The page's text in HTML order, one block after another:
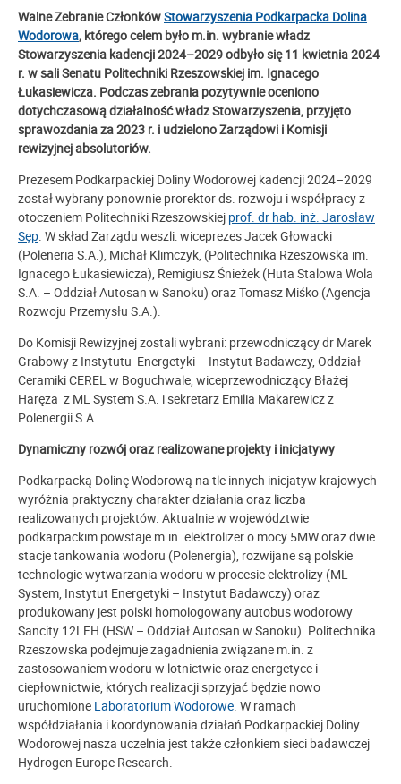
Walne Zebranie CzłonkówStowarzyszenia Podkarpacka Dolina
Wodorowa, którego celem było m.in. wybranie władz
Stowarzyszenia kadencji 2024–2029 odbyło się 11 kwietnia 2024
r. w sali Senatu Politechniki Rzeszowskiej im. Ignacego
Łukasiewicza. Podczas zebrania pozytywnie oceniono
dotychczasową działalność władz Stowarzyszenia, przyjęto
sprawozdania za 2023 r. i udzielono Zarządowi i Komisji
rewizyjnej absolutoriów.
Prezesem Podkarpackiej Doliny Wodorowej kadencji 2024–2029
został wybrany ponownie prorektor ds. rozwoju i współpracy z
otoczeniem Politechniki Rzeszowskiej prof. dr hab. inż. Jarosław
Sęp. W skład Zarządu weszli: wiceprezes Jacek Głowacki
(Poleneria S.A.), Michał Klimczyk, (Politechnika Rzeszowska im.
Ignacego Łukasiewicza), Remigiusz Śnieżek (Huta Stalowa Wola
S.A. – Oddział Autosan w Sanoku) oraz Tomasz Miśko (Agencja
Rozwoju Przemysłu S.A.).
Do Komisji Rewizyjnej zostali wybrani: przewodniczący dr Marek
Grabowy z Instytutu Energetyki – Instytut Badawczy, Oddział
Ceramiki CEREL w Boguchwale, wiceprzewodniczący Błażej
Haręza z ML System S.A. i sekretarz Emilia Makarewicz z
Polenergii S.A.
Dynamiczny rozwój oraz realizowane projekty i inicjatywy
Podkarpacką Dolinę Wodorową na tle innych inicjatyw krajowych
wyróżnia praktyczny charakter działania oraz liczba
realizowanych projektów. Aktualnie w województwie
podkarpackim powstaje m.in. elektrolizer o mocy 5MW oraz dwie
stacje tankowania wodoru (Polenergia), rozwijane są polskie
technologie wytwarzania wodoru w procesie elektrolizy (ML
System, Instytut Energetyki – Instytut Badawczy) oraz
produkowany jest polski homologowany autobus wodorowy
Sancity 12LFH (HSW – Oddział Autosan w Sanoku). Politechnika
Rzeszowska podejmuje zagadnienia związane m.in. z
zastosowaniem wodoru w lotnictwie oraz energetyce i
ciepłownictwie, których realizacji sprzyjać będzie nowo
uruchomione Laboratorium Wodorowe. W ramach
współdziałania i koordynowania działań Podkarpackiej Doliny
Wodorowej nasza uczelnia jest także członkiem sieci badawczej
Hydrogen Europe Research.